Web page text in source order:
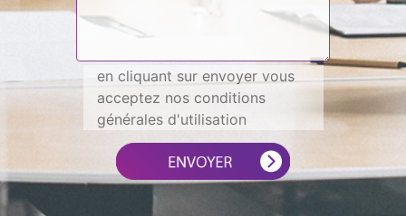
en cliquant sur envoyer vous
acceptez nos conditions
générales d'utilisation